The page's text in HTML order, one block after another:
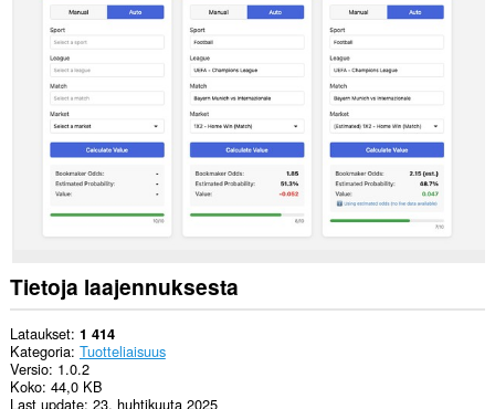
Tietoja laajennuksesta
Lataukset 1 414
Kategoria Tuotteliaisuus
Versio 1.0.2
Koko 44,0 KB
Last update 23. huhtikuuta 2025